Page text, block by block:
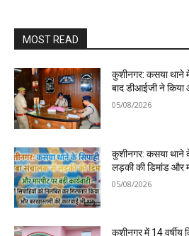
MOST READ
कुशीनगर: कसया थाने में
बाद डीआईजी ने किया
05/08/2026
कुशीनगर: कसया थाने
लड़की की डिमांड और
05/08/2026
कुशीनगर में 14 वर्षीय